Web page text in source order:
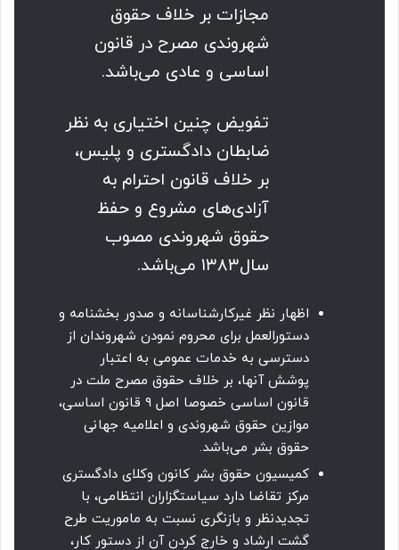
مجازات بر خلاف حقوق
شهروندی مصرح در قانون
اساسی و عادی می‌باشد.
تفویض چنین اختیاری به نظر
ضابطان دادگستری و پلیس،
بر خلاف قانون احترام به
آزادی‌های مشروع و حفظ
حقوق شهروندی مصوب
سال۱۳۸۳ می‌باشد.
اظهار نظر غیرکارشناسانه و صدور بخشنامه و
دستورالعمل برای محروم نمودن شهروندان از
دسترسی به خدمات عمومی به اعتبار
پوشش آنها، بر خلاف حقوق مصرح ملت در
قانون اساسی خصوصا اصل ۹ قانون اساسی،
موازین حقوق شهروندی و اعلامیه جهانی
حقوق بشر می‌باشد.
کمیسیون حقوق بشر کانون وکلای دادگستری
مرکز تقاضا دارد سیاستگزاران انتظامی، با
تجدیدنظر و بازنگری نسبت به ماموریت طرح
گشت ارشاد و خارج کردن آن از دستور کار،